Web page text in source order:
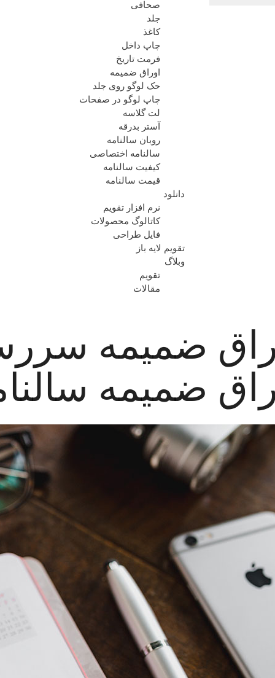
صحافی
جلد
کاغذ
چاپ داخل
فرمت تاریخ
اوراق ضمیمه
حک لوگو روی جلد
چاپ لوگو در صفحات
لت گلاسه
آستر بدرقه
روبان سالنامه
سالنامه اختصاصی
کیفیت سالنامه
قیمت سالنامه
دانلود
نرم افزار تقویم
کاتالوگ محصولات
فایل طراحی
تقویم لایه باز
وبلاگ
تقویم
مقالات
ضمیمه
ضمیمه